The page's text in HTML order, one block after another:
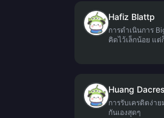
Hafiz Blattp
การดำเนินการ
คิดไว้เล็กน้อย แ
Huang Dacres
การรับเครดิตง่า
กันเองสุดๆ